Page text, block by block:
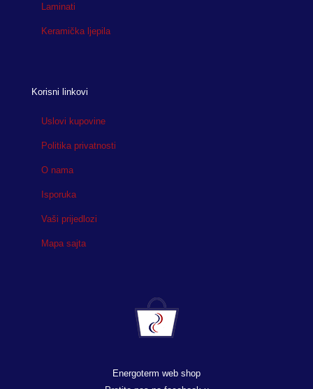
Laminati
Keramička ljepila
Korisni linkovi
Uslovi kupovine
Politika privatnosti
O nama
Isporuka
Vaši prijedlozi
Mapa sajta
Energoterm web shop